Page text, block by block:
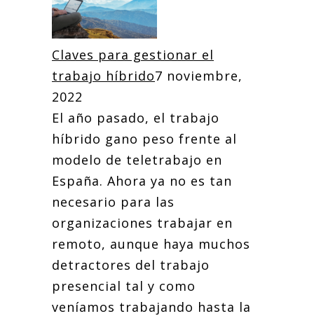
Claves para gestionar el
trabajo híbrido7 noviembre,
2022
El año pasado, el trabajo
híbrido gano peso frente al
modelo de teletrabajo en
España. Ahora ya no es tan
necesario para las
organizaciones trabajar en
remoto, aunque haya muchos
detractores del trabajo
presencial tal y como
veníamos trabajando hasta la